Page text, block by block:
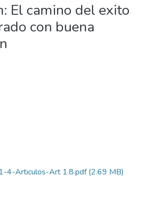
El camino del exito
con buena
4-Articulos-Art 1.8.pdf(2.69 MB)